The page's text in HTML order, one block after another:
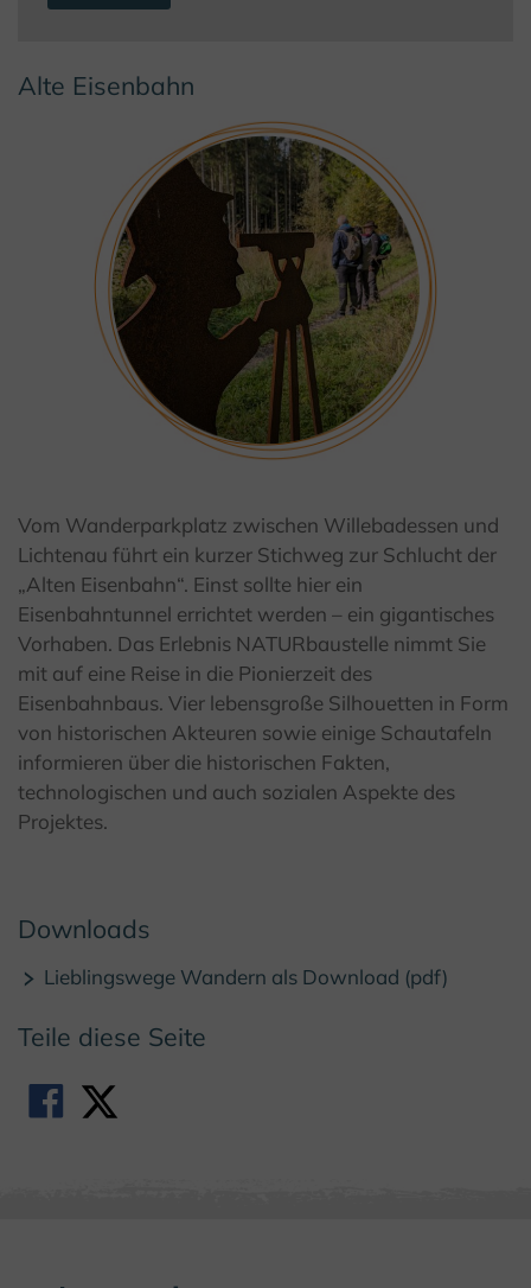
Alte Eisenbahn
© Kulturland Kreis Höxter / K. Krajewski
Vom Wanderparkplatz zwischen Willebadessen und
Lichtenau führt ein kurzer Stichweg zur Schlucht der
„Alten Eisenbahn“. Einst sollte hier ein
Eisenbahntunnel errichtet werden – ein gigantisches
Vorhaben. Das Erlebnis NATURbaustelle nimmt Sie
mit auf eine Reise in die Pionierzeit des
Eisenbahnbaus. Vier lebensgroße Silhouetten in Form
von historischen Akteuren sowie einige Schautafeln
informieren über die historischen Fakten,
technologischen und auch sozialen Aspekte des
Projektes.
Downloads
Lieblingswege Wandern als Download (pdf)
Teile diese Seite